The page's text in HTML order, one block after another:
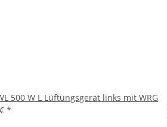
500 W L Lüftungsgerät links mit WRG
*